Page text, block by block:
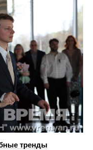
тренды